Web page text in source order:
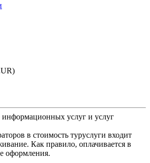
информационных услуг и услуг
в стоимость туруслуги входит
Как правило, оплачивается в
оформления.